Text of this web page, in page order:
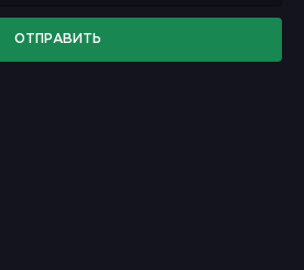
ОТПРАВИТЬ